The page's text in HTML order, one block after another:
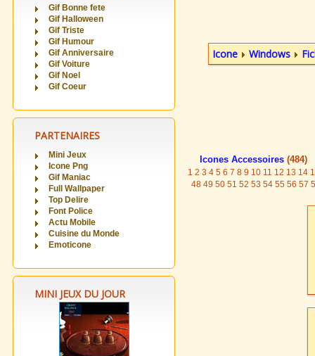
Gif Bonne fete
Gif Halloween
Gif Triste
Gif Humour
Gif Anniversaire
Gif Voiture
Gif Noel
Gif Coeur
PARTENAIRES
Mini Jeux
Icone Png
Gif Maniac
Full Wallpaper
Top Delire
Font Police
Actu Mobile
Cuisine du Monde
Emoticone
MINI JEUX DU JOUR
Icone Windows
Icones Accessoires (484)
1 2 3 4 5 6 7 8 9 10 11 12 13 14
48 49 50 51 52 53 54 55 56 57